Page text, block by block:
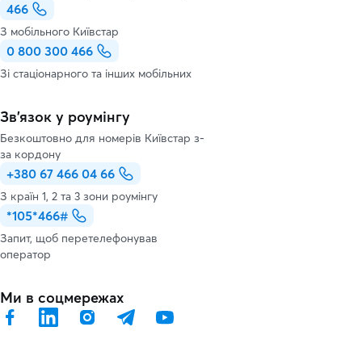
466
З мобільного Київстар
0 800 300 466
Зі стаціонарного та інших мобільних
Зв’язок у роумінгу
Безкоштовно для номерів Київстар з-
за кордону
+380 67 466 04 66
З країн 1, 2 та 3 зони роумінгу
*105*466#
Запит, щоб перетелефонував
оператор
Ми в соцмережах